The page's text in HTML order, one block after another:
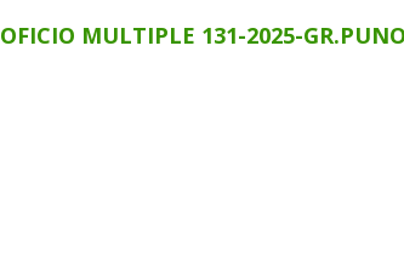
OFICIO MULTIPLE 131-2025-